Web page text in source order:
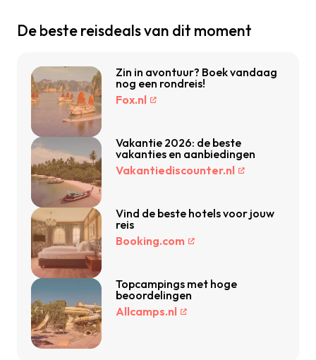
De beste reisdeals van dit moment
Zin in avontuur? Boek vandaag
nog een rondreis!
Fox.nl
Vakantie 2026: de beste
vakanties en aanbiedingen
Vakantiediscounter.nl
Vind de beste hotels voor jouw
reis
Booking.com
Topcampings met hoge
beoordelingen
Allcamps.nl